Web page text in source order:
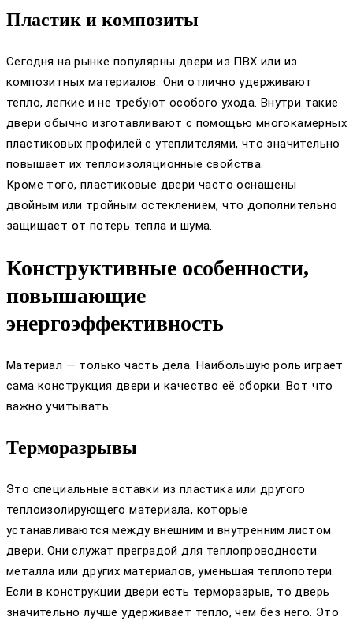
Пластик и композиты
Сегодня на рынке популярны двери из ПВХ или из
композитных материалов. Они отлично удерживают
тепло, легкие и не требуют особого ухода. Внутри такие
двери обычно изготавливают с помощью многокамерных
пластиковых профилей с утеплителями, что значительно
повышает их теплоизоляционные свойства.
Кроме того, пластиковые двери часто оснащены
двойным или тройным остеклением, что дополнительно
защищает от потерь тепла и шума.
Конструктивные особенности,
повышающие
энергоэффективность
Материал — только часть дела. Наибольшую роль играет
сама конструкция двери и качество её сборки. Вот что
важно учитывать:
Терморазрывы
Это специальные вставки из пластика или другого
теплоизолирующего материала, которые
устанавливаются между внешним и внутренним листом
двери. Они служат преградой для теплопроводности
металла или других материалов, уменьшая теплопотери.
Если в конструкции двери есть терморазрыв, то дверь
значительно лучше удерживает тепло, чем без него. Это